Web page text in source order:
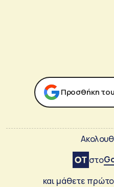
Προσθήκη
στο
και μάθετε